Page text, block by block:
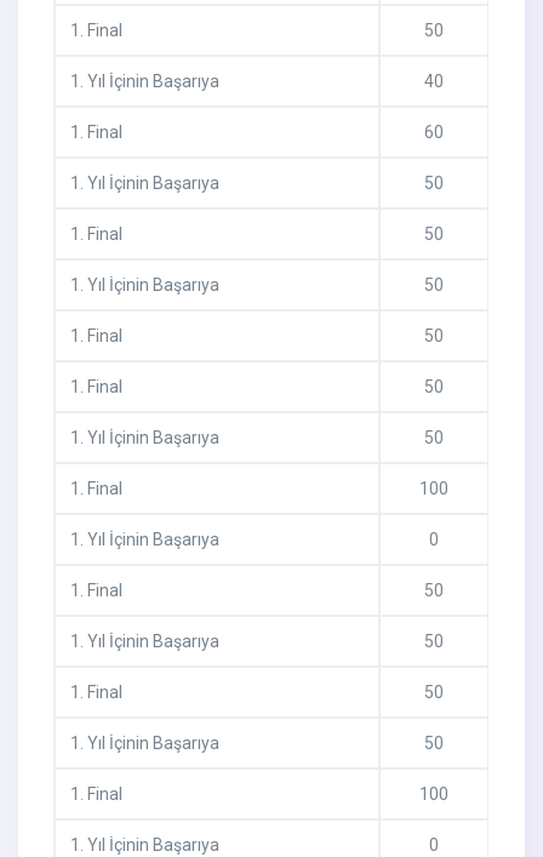
1 . Final 50
1 . Yıl İçinin Başarıya 40
1 . Final 60
1 . Yıl İçinin Başarıya 50
1 . Final 50
1 . Yıl İçinin Başarıya 50
1 . Final 50
1 . Final 50
1 . Yıl İçinin Başarıya 50
1 . Final 100
1 . Yıl İçinin Başarıya 0
1 . Final 50
1 . Yıl İçinin Başarıya 50
1 . Final 50
1 . Yıl İçinin Başarıya 50
1 . Final 100
1 . Yıl İçinin Başarıya 0